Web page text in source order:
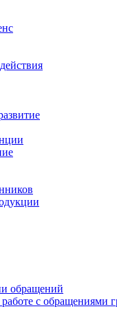
обращений
с обращениями